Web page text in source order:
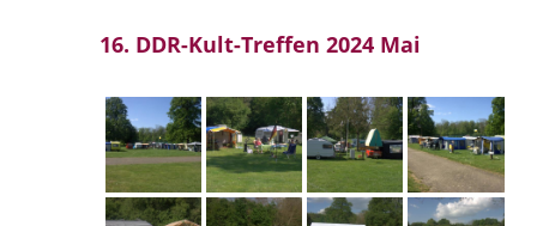
16. DDR-Kult-Treffen 2024 Mai